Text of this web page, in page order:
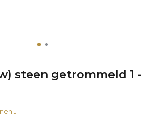
steen getrommeld 1 -
J